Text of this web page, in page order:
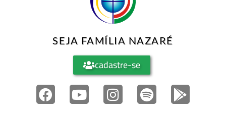
SEJA FAMÍLIA NAZARÉ
cadastre-se